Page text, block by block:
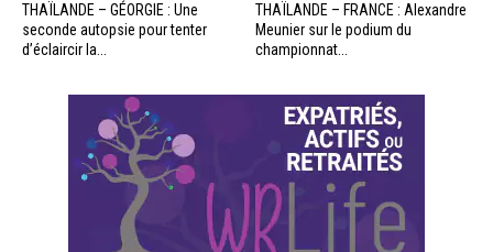
THAÏLANDE – GÉORGIE : Une
seconde autopsie pour tenter
d’éclaircir la...
THAÏLANDE – FRANCE : Alexandre
Meunier sur le podium du
championnat...